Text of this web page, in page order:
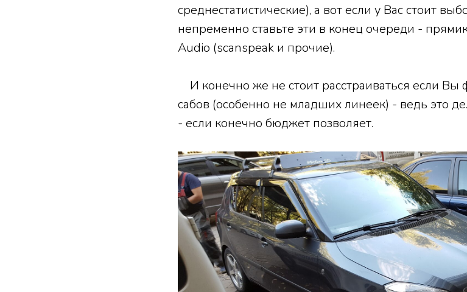
среднестатистические), а вот если у Вас стоит
непременно ставьте эти в конец очереди -
Audio (scanspeak и прочие).
И конечно же не стоит расстраиваться если Вы
сабов (особенно не младших линеек) - ведь это
- если конечно бюджет позволяет.